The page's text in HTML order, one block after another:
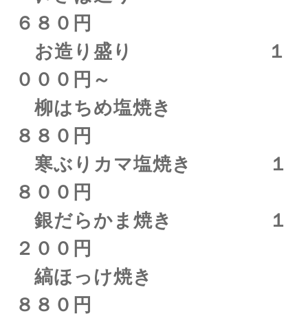
６８０円
お造り盛り １
０００円～
柳はちめ塩焼き
８８０円
寒ぶりカマ塩焼き １
８００円
銀だらかま焼き １
２００円
縞ほっけ焼き
８８０円